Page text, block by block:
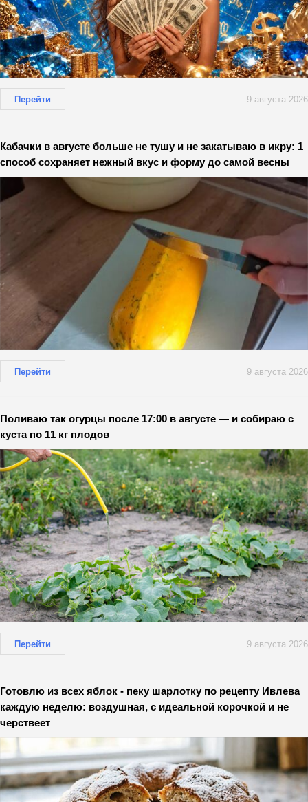
Перейти 9 августа 2026
Кабачки в августе больше не тушу и не закатываю в икру: 1
способ сохраняет нежный вкус и форму до самой весны
Перейти 9 августа 2026
Поливаю так огурцы после 17:00 в августе — и собираю с
куста по 11 кг плодов
Перейти 9 августа 2026
Готовлю из всех яблок - пеку шарлотку по рецепту Ивлева
каждую неделю: воздушная, с идеальной корочкой и не
черствеет